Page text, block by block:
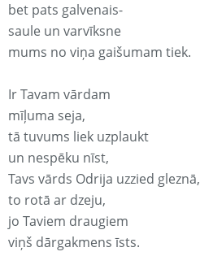
bet pats galvenais-
saule un varvīksne
mums no viņa gaišumam tiek.
Ir Tavam vārdam
mīļuma seja,
tā tuvums liek uzplaukt
un nespēku nīst,
Tavs vārds Odrija uzzied gleznā,
to rotā ar dzeju,
jo Taviem draugiem
viņš dārgakmens īsts.